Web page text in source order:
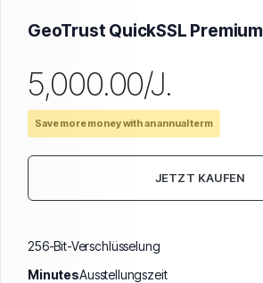
GeoTrust QuickSSL Premium
₹5,000.00/J.
Save more money with an annual term
JETZT KAUFEN
256-Bit-Verschlüsselung
MinutesAusstellungszeit